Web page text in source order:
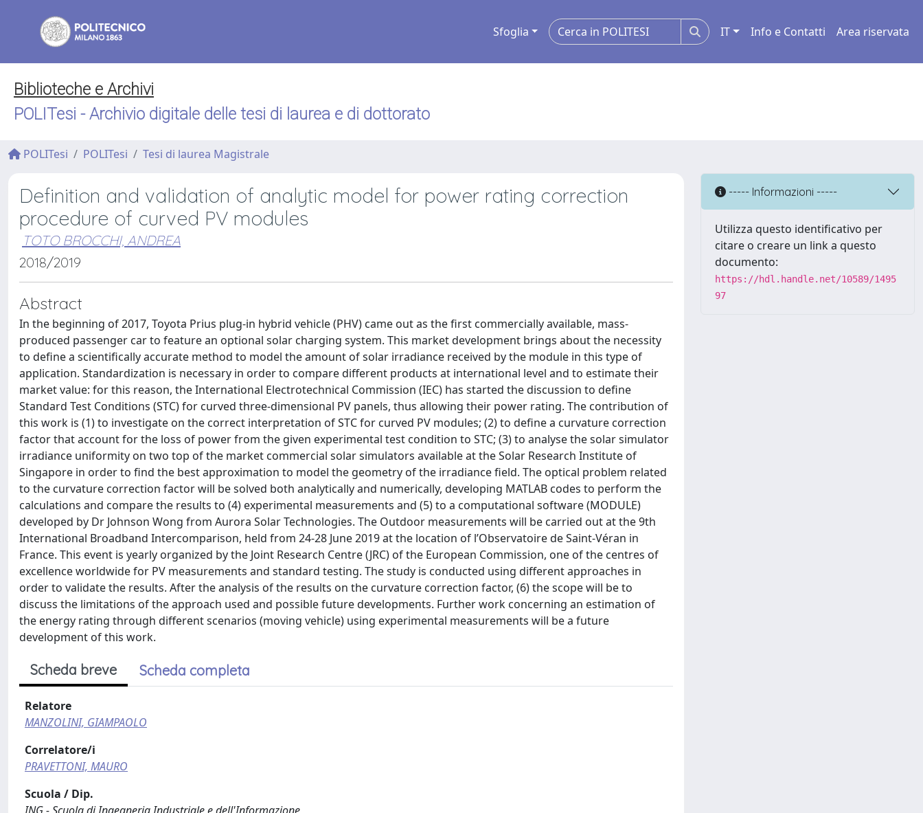
Sfoglia IT Info e Contatti Area riservata
Biblioteche e Archivi
POLITesi - Archivio digitale delle tesi di laurea e di dottorato
POLITesi POLITesi Tesi di laurea Magistrale
Definition and validation of analytic model for power rating correction
procedure of curved PV modules
TOTO BROCCHI, ANDREA
2018/2019
Abstract
In the beginning of 2017, Toyota Prius plug-in hybrid vehicle (PHV) came out as the first commercially available, mass-
produced passenger car to feature an optional solar charging system. This market development brings about the necessity
to define a scientifically accurate method to model the amount of solar irradiance received by the module in this type of
application. Standardization is necessary in order to compare different products at international level and to estimate their
market value: for this reason, the International Electrotechnical Commission (IEC) has started the discussion to define
Standard Test Conditions (STC) for curved three-dimensional PV panels, thus allowing their power rating. The contribution of
this work is (1) to investigate on the correct interpretation of STC for curved PV modules; (2) to define a curvature correction
factor that account for the loss of power from the given experimental test condition to STC; (3) to analyse the solar simulator
irradiance uniformity on two top of the market commercial solar simulators available at the Solar Research Institute of
Singapore in order to find the best approximation to model the geometry of the irradiance field. The optical problem related
to the curvature correction factor will be solved both analytically and numerically, developing MATLAB codes to perform the
calculations and compare the results to (4) experimental measurements and (5) to a computational software (MODULE)
developed by Dr Johnson Wong from Aurora Solar Technologies. The Outdoor measurements will be carried out at the 9th
International Broadband Intercomparison, held from 24-28 June 2019 at the location of l’Observatoire de Saint-Véran in
France. This event is yearly organized by the Joint Research Centre (JRC) of the European Commission, one of the centres of
excellence worldwide for PV measurements and standard testing. The study is conducted using different approaches in
order to validate the results. After the analysis of the results on the curvature correction factor, (6) the scope will be to
discuss the limitations of the approach used and possible future developments. Further work concerning an estimation of
the energy rating through different scenarios (moving vehicle) using experimental measurements will be a future
development of this work.
Scheda breve Scheda completa
Relatore
MANZOLINI, GIAMPAOLO
Correlatore/i
PRAVETTONI, MAURO
Scuola / Dip.
----- Informazioni -----
Utilizza questo identificativo per
citare o creare un link a questo
documento:
https://hdl.handle.net/10589/1495
97